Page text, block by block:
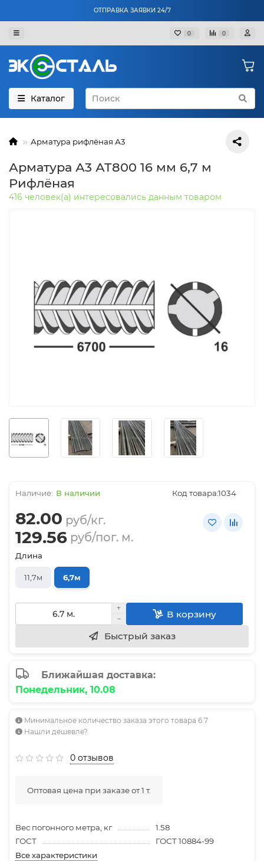
ОТПРАВКА ЗАЯВКИ 24/7
0 0
Каталог
Арматура рифлёная А3
Арматура А3 АТ800 16 мм 6,7 м
Рифлёная
416 человек(а) интересовались данным товаром
В наличии Код товара:1034
82.00 руб/кг.
129.56 руб/пог. м.
Длина
11,7м 6,7м
В корзину
Быстрый заказ
Ближайшая доставка:
Понедельник, 10.08
Минимальное количество заказа этого товара 6.7
Нашли дешевле?
0 отзывов
Оптовая цена при заказе от 1 т.
Вес погонного метра, кг
1.58
ГОСТ
ГОСТ 10884-99
Все характеристики